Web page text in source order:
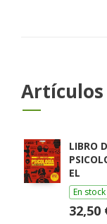
LIBRO
EL
En stock
32,50